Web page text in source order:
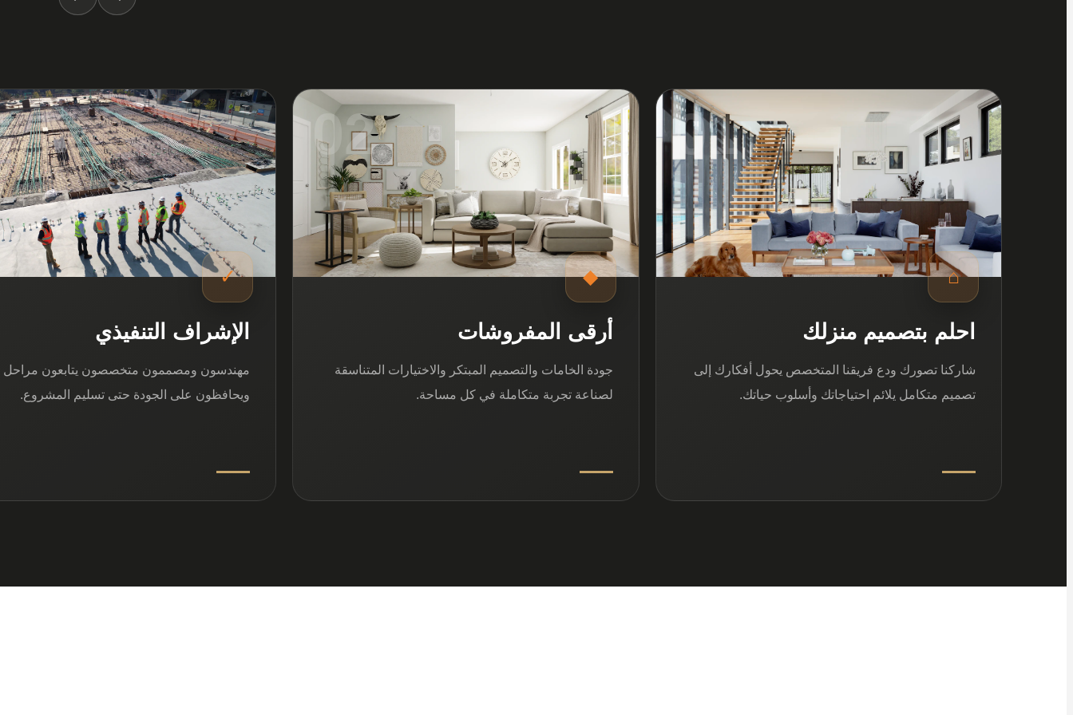
01
⌂
احلم بتصميم منزلك
شاركنا تصورك ودع فريقنا المتخصص يحول أفكارك إلى
تصميم متكامل يلائم احتياجاتك وأسلوب حياتك.
02
◆
أرقى المفروشات
جودة الخامات والتصميم المبتكر والاختيارات المتناسقة
لصناعة تجربة متكاملة في كل مساحة.
✓
الإشراف التنفيذي
مهندسون ومصممون متخصصون يتابعون مراحل
ويحافظون على الجودة حتى تسليم المشروع.